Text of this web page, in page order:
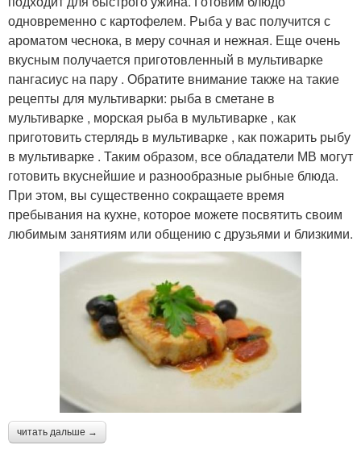
одновременно с картофелем. Рыба у вас получится с
ароматом чеснока, в меру сочная и нежная. Еще очень
вкусным получается приготовленный в мультиварке
пангасиус на пару . Обратите внимание также на такие
рецепты для мультиварки: рыба в сметане в
мультиварке , морская рыба в мультиварке , как
приготовить стерлядь в мультиварке , как пожарить рыбу
в мультиварке . Таким образом, все обладатели МВ могут
готовить вкуснейшие и разнообразные рыбные блюда.
При этом, вы существенно сокращаете время
пребывания на кухне, которое можете посвятить своим
любимым занятиям или общению с друзьями и близкими.
читать дальше →